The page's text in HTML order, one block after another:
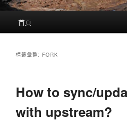
首頁
標籤彙整: FORK
How to sync/
with upstream?